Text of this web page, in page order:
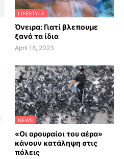
LIFESTYLE
Όνειρα: Γιατί βλεπουμε
ξανά τα ίδια
April 18, 2023
NEWS
«Οι αρουραίοι του αέρα»
κάνουν κατάληψη στις
πόλεις